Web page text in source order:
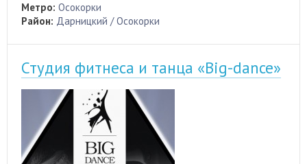
Метро: Осокорки
Район: Дарницкий / Осокорки
Студия фитнеса и танца «Big-dance»